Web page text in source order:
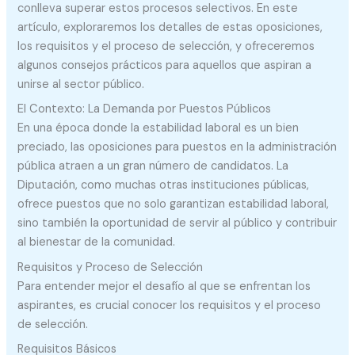
conlleva superar estos procesos selectivos. En este
artículo, exploraremos los detalles de estas oposiciones,
los requisitos y el proceso de selección, y ofreceremos
algunos consejos prácticos para aquellos que aspiran a
unirse al sector público.
El Contexto: La Demanda por Puestos Públicos
En una época donde la estabilidad laboral es un bien
preciado, las oposiciones para puestos en la administración
pública atraen a un gran número de candidatos. La
Diputación, como muchas otras instituciones públicas,
ofrece puestos que no solo garantizan estabilidad laboral,
sino también la oportunidad de servir al público y contribuir
al bienestar de la comunidad.
Requisitos y Proceso de Selección
Para entender mejor el desafío al que se enfrentan los
aspirantes, es crucial conocer los requisitos y el proceso
de selección.
Requisitos Básicos